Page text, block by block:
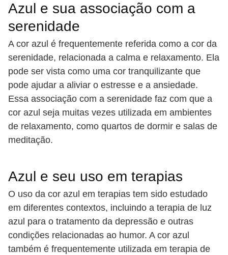
Azul e sua associação com a
serenidade
A cor azul é frequentemente referida como a cor da
serenidade, relacionada a calma e relaxamento. Ela
pode ser vista como uma cor tranquilizante que
pode ajudar a aliviar o estresse e a ansiedade.
Essa associação com a serenidade faz com que a
cor azul seja muitas vezes utilizada em ambientes
de relaxamento, como quartos de dormir e salas de
meditação.
Azul e seu uso em terapias
O uso da cor azul em terapias tem sido estudado
em diferentes contextos, incluindo a terapia de luz
azul para o tratamento da depressão e outras
condições relacionadas ao humor. A cor azul
também é frequentemente utilizada em terapia de